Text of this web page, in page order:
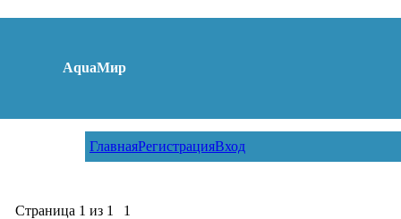
AquaМир
ГлавнаяРегистрацияВход
Страница 1 из 1
1